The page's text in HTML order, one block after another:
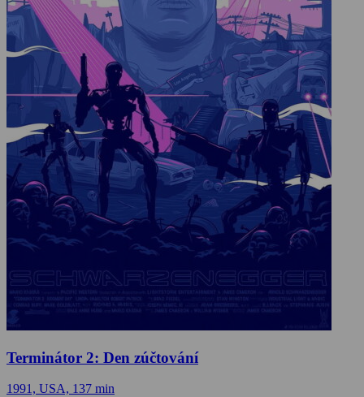
Terminátor 2: Den zúčtování
1991, USA, 137 min